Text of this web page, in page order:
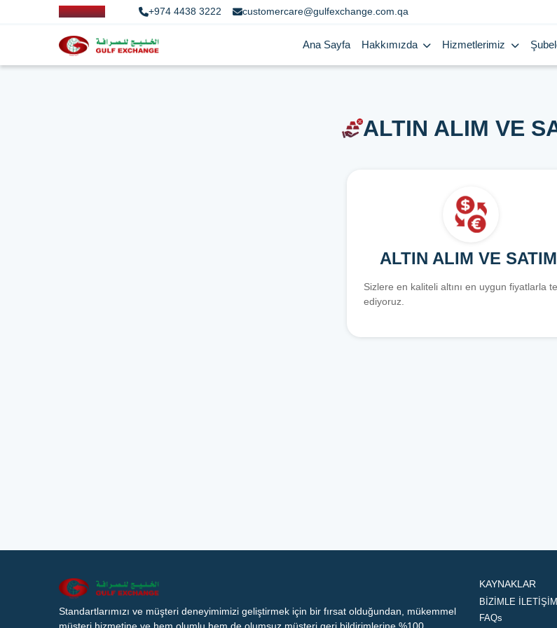
+974 4438 3222 customercare@gulfexchange.com.qa
Ana Sayfa Hakkımızda Hizmetlerimiz
ALTIN ALIM VE
ALTIN ALIM VE
Sizlere en kaliteli altını en uygun fiyatlarla
ediyoruz.
Standartlarımızı ve müşteri deneyimimizi geliştirmek için bir fırsat olduğundan, mükemmel
KAYNAKLAR
BİZİMLE
FAQs